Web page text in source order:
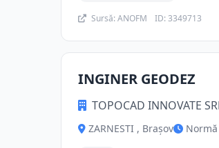
Sursă: ANOFM ID: 3349713
INGINER GEODEZ
TOPOCAD INNOVATE
ZARNESTI , Brașov